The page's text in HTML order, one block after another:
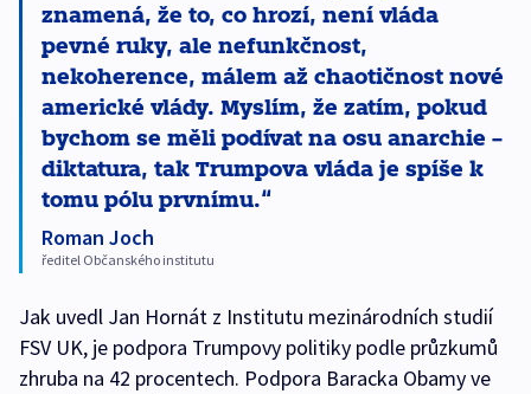
znamená, že to, co hrozí, není vláda
pevné ruky, ale nefunkčnost,
nekoherence, málem až chaotičnost nové
americké vlády. Myslím, že zatím, pokud
bychom se měli podívat na osu anarchie –
diktatura, tak Trumpova vláda je spíše k
tomu pólu prvnímu.
Roman Joch
ředitel Občanského institutu
Jak uvedl Jan Hornát z Institutu mezinárodních studií
FSV UK, je podpora Trumpovy politiky podle průzkumů
zhruba na 42 procentech. Podpora Baracka Obamy ve